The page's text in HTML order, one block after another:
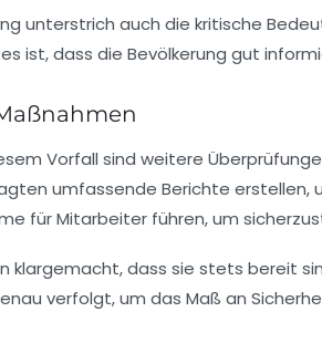
unterstrich auch die kritische
ist, dass die Bevölkerung gut
Vorfall sind weitere
umfassende Berichte erstellen,
für Mitarbeiter führen, um
klargemacht, dass sie stets bereit
verfolgt, um das Maß an